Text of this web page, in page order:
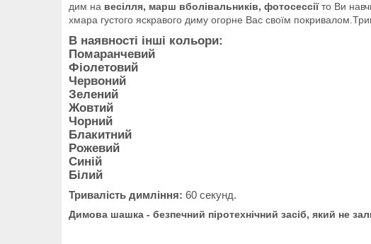
дим на весілля, марш вболівальників, фотосессіїто Ви
хмара густого яскравого диму огорне Вас своїм
В наявності інші кольори:
Помаранчевий
Фіолетовий
Червоний
Зелений
Жовтий
Чорний
Блакитний
Рожевий
Синій
Білий
Тривалість димління: 60 секунд.
Димова шашка - безпечний піротехнічний засіб, який не